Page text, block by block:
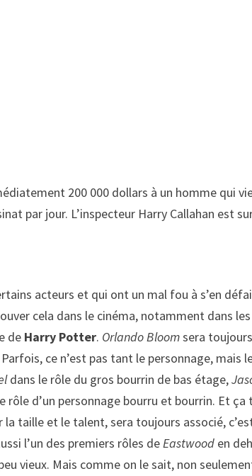
200 000 dollars à un homme qui
par jour. L’inspecteur Harry Callahan est
acteurs et qui ont un mal fou à s’en
cela dans le cinéma, notamment dans
de Harry Potter. Orlando Bloomsera
Parfois, ce n’est pas tant le personnage, mais
dans le rôle du gros bourrin de bas étage,
rôle d’un personnage bourru et bourrin. Et ça
taille et le talent, sera toujours associé,
l’un des premiers rôles deEastwood en
vieux. Mais comme on le sait, non